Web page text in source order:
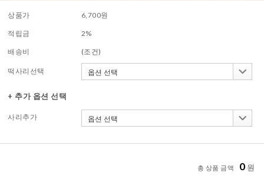
상품가 6,700원
적립금 2%
배송비 (조건)
떡사리선택
+ 추가 옵션 선택
사리추가
총 상품 금액 0 원